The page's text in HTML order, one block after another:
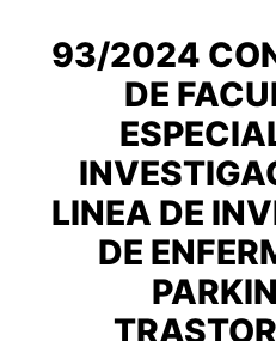
93/2024
DE
LINEA DE
DE